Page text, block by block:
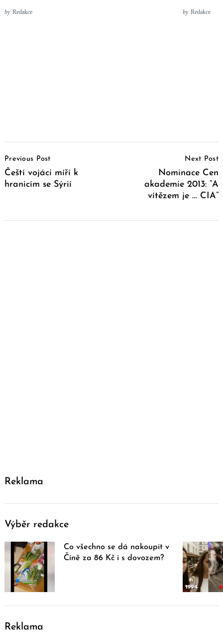
by Redakce by Redakce
Navigation
Previous Post
Čeští vojáci míří k
hranicím se Sýrií
Next Post
Nominace Cen
akademie 2013: “A
vítězem je … CIA”
Reklama
Výběr redakce
Co všechno se dá nakoupit v
Číně za 86 Kč i s dovozem?
Reklama